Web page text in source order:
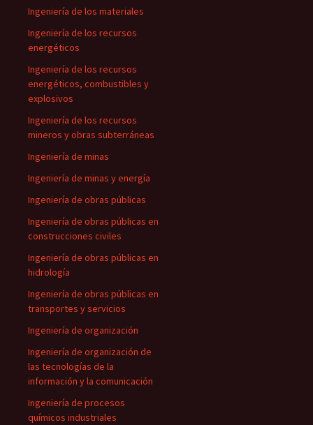
Ingeniería de los materiales
Ingeniería de los recursos
energéticos
Ingeniería de los recursos
energéticos, combustibles y
explosivos
Ingeniería de los recursos
mineros y obras subterráneas
Ingeniería de minas
Ingeniería de minas y energía
Ingeniería de obras públicas
Ingeniería de obras públicas en
construcciones civiles
Ingeniería de obras públicas en
hidrología
Ingeniería de obras públicas en
transportes y servicios
Ingeniería de organización
Ingeniería de organización de
las tecnologías de la
información y la comunicación
Ingeniería de procesos
químicos industriales